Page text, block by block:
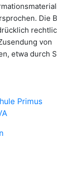
Die
von
etwa durch
Primus